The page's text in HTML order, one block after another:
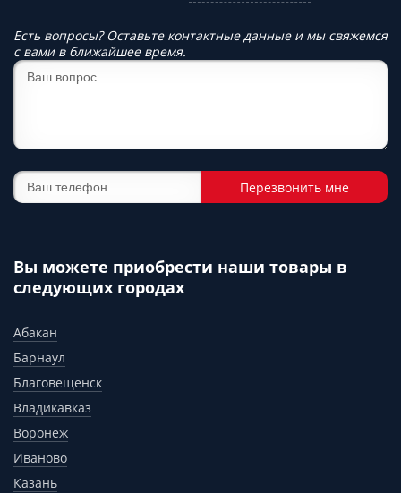
Есть вопросы? Оставьте контактные данные и мы свяжемся
с вами в ближайшее время.
Перезвонить мне
Вы можете приобрести наши товары в
следующих городах
Абакан
Барнаул
Благовещенск
Владикавказ
Воронеж
Иваново
Казань